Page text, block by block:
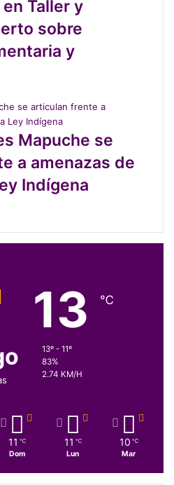
Taller y
sobre
y
Mapuche se
a amenazas de
Indígena
13 ℃
13º - 11º
83%
2.74 KM/H
11 ℃
Dom
11 ℃
Lun
10 ℃
Mar